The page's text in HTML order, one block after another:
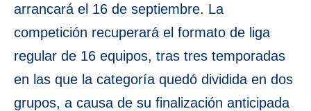
arrancará el 16 de septiembre. La
competición recuperará el formato de liga
regular de 16 equipos, tras tres temporadas
en las que la categoría quedó dividida en dos
grupos, a causa de su finalización anticipada